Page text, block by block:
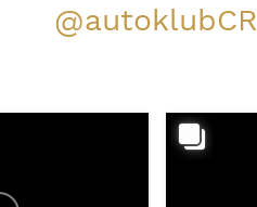
@autoklubCR